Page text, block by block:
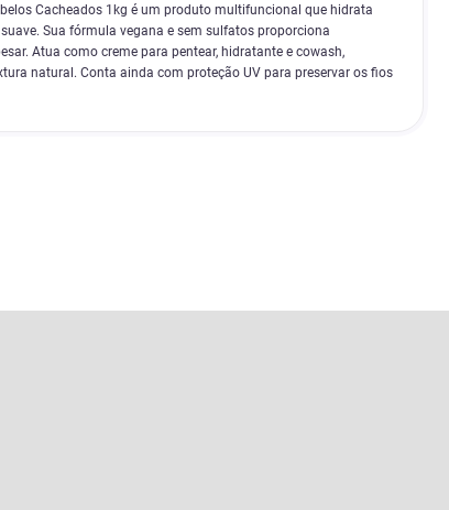
Cacheados 1kg é um produto multifuncional que hidrata
Sua fórmula vegana e sem sulfatos proporciona
Atua como creme para pentear, hidratante e cowash,
natural. Conta ainda com proteção UV para preservar os fios